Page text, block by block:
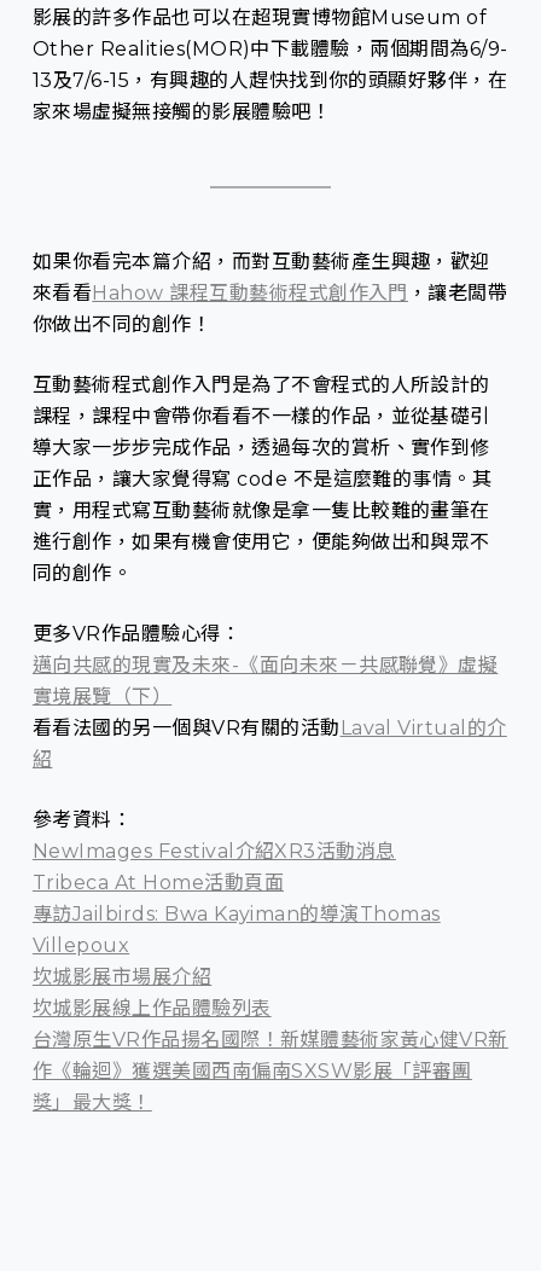
影展的許多作品也可以在超現實博物館Museum of
Other Realities(MOR)中下載體驗，兩個期間為6/9-
13及7/6-15，有興趣的人趕快找到你的頭顯好夥伴，在
家來場虛擬無接觸的影展體驗吧！
如果你看完本篇介紹，而對互動藝術產生興趣，歡迎
來看看 Hahow 課程互動藝術程式創作入門 ，讓老闆帶
你做出不同的創作！
互動藝術程式創作入門是為了不會程式的人所設計的
課程，課程中會帶你看看不一樣的作品，並從基礎引
導大家一步步完成作品，透過每次的賞析、實作到修
正作品，讓大家覺得寫 code 不是這麼難的事情。其
實，用程式寫互動藝術就像是拿一隻比較難的畫筆在
進行創作，如果有機會使用它，便能夠做出和與眾不
同的創作。
更多VR作品體驗心得：
邁向共感的現實及未來-《面向未來－共感聯覺》虛擬
實境展覽（下）
看看法國的另一個與VR有關的活動 Laval Virtual的介
紹
參考資料：
NewImages Festival介紹XR3活動消息
Tribeca At Home活動頁面
專訪Jailbirds: Bwa Kayiman的導演Thomas
Villepoux
坎城影展市場展介紹
坎城影展線上作品體驗列表
台灣原生VR作品揚名國際！新媒體藝術家黃心健VR新
作《輪迴》獲選美國西南偏南SXSW影展「評審團
獎」最大獎！